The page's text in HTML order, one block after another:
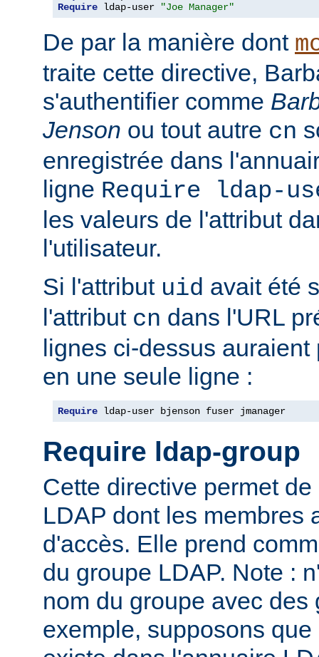
Require ldap-user "Joe Manager"
De par la manière dont
traite cette directive,
s'authentifier comme
Jenson ou tout autre cn
enregistrée dans
ligne Require ldap-
les valeurs de l'attribut
l'utilisateur.
Si l'attribut uid avait été
l'attribut cn dans l'URL
lignes ci-dessus
en une seule ligne :
Require ldap-user bjenson fuser jmanager
Require ldap-group
Cette directive permet
LDAP dont les membres
d'accès. Elle prend
du groupe LDAP. Note :
nom du groupe avec des
exemple, supposons